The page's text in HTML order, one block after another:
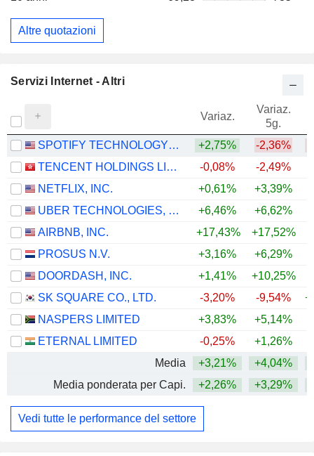
Altre quotazioni
Servizi Internet - Altri
Variaz.
Variaz.
5g.
SPOTIFY TECHNOLOGY S.A. +2,75% -2,36%
TENCENT HOLDINGS LIMITED
-0,08% -2,49%
NETFLIX, INC.
+0,61% +3,39%
UBER TECHNOLOGIES, INC.
+6,46% +6,62%
AIRBNB, INC.
+17,43% +17,52%
PROSUS N.V.
+3,16% +6,29%
DOORDASH, INC.
+1,41% +10,25%
SK SQUARE CO., LTD.
-3,20% -9,54%
NASPERS LIMITED
+3,83% +5,14%
ETERNAL LIMITED
-0,25% +1,26%
Media
+3,21% +4,04%
Media ponderata per Capi.
+2,26% +3,29%
Vedi tutte le performance del settore